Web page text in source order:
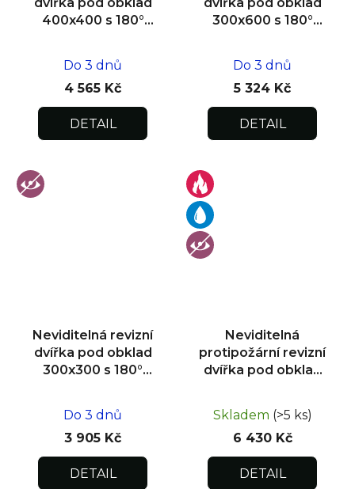
dvířka pod obklad
400x400 s 180°
Do 3 dnů
4 565 Kč
DETAIL
dvířka pod obklad
300x600 s 180°
Do 3 dnů
5 324 Kč
DETAIL
Neviditelná revizní
dvířka pod obklad
300x300 s 180°
Do 3 dnů
3 905 Kč
DETAIL
Neviditelná
protipožární revizní
dvířka pod obklad
Skladem (>5 ks)
6 430 Kč
DETAIL